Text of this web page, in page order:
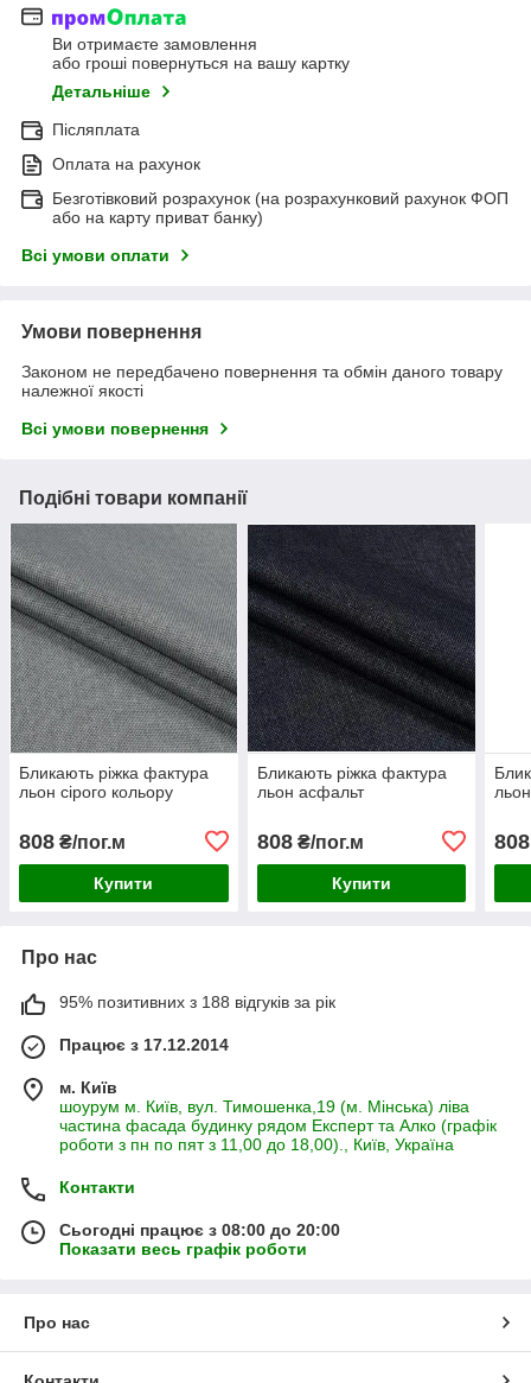
Ви отримаєте замовлення
або гроші повернуться на вашу картку
Детальніше
Післяплата
Оплата на рахунок
Безготівковий розрахунок (на розрахунковий рахунок ФОП
або на карту приват банку)
Всі умови оплати
Умови повернення
Законом не передбачено повернення та обмін даного товару
належної якості
Всі умови повернення
Подібні товари компанії
Бликають ріжка фактура
льон сірого кольору
808 ₴/пог.м
Купити
Бликають ріжка фактура
льон асфальт
808₴/пог.м
Купити
808
Про нас
95% позитивних з 188 відгуків за рік
Працює з 17.12.2014
м. Київ
шоурум м. Київ, вул. Тимошенка,19 (м. Мінська) ліва
частина фасада будинку рядом Експерт та Алко (графік
роботи з пн по пят з 11,00 до 18,00)., Київ, Україна
Контакти
Сьогодні працює з 08:00 до 20:00
Показати весь графік роботи
Про нас